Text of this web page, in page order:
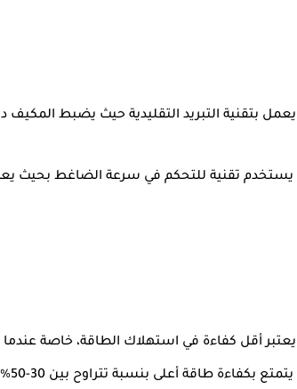
يعمل بتقنية التبريد التقليدية حيث يضبط
يستخدم تقنية للتحكم في سرعة الضاغط بحيث
يعتبر أقل كفاءة في استهلاك الطاقة، خاصة
يتمتع بكفاءة طاقة أعلى بنسبة تتراوح بين 30-50%، حيث يعمل بطريقة أكثر توفيرًا للطاقة.